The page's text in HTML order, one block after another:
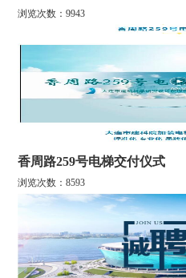
浏览次数：9943
香周路259号电梯交付仪式
浏览次数：8593